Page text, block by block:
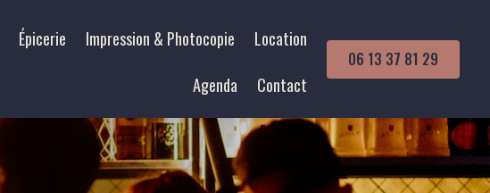
Épicerie Impression & Photocopie
Location
Agenda
Contact
06 13 37 81 29